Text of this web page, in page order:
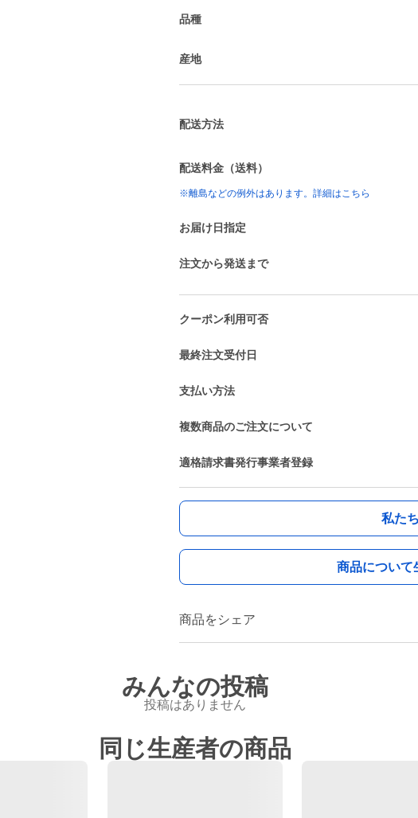
品種
産地
配送方法
配送料金（送料）
※離島などの例外はあります。詳細はこちら
お届け日指定
注文から発送まで
クーポン利用可否
最終注文受付日
支払い方法
複数商品のご注文について
適格請求書発行事業者登録
私た
商品について
商品をシェア
みんなの投稿
投稿はありません
同じ生産者の商品